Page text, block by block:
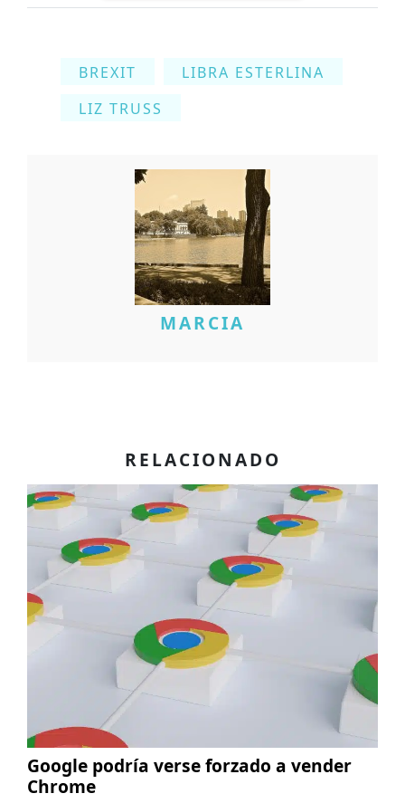
BREXIT
LIBRA ESTERLINA
LIZ TRUSS
MARCIA
RELACIONADO
Google podría verse forzado a vender
Chrome